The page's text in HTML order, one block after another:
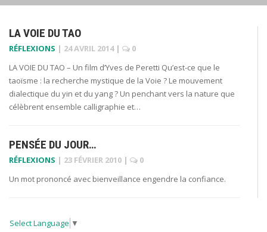
LA VOIE DU TAO
RÉFLEXIONS | 24 AVRIL 2014 |
0
LA VOIE DU TAO – Un film d’Yves de Peretti Qu’est-ce que le
taoïsme : la recherche mystique de la Voie ? Le mouvement
dialectique du yin et du yang ? Un penchant vers la nature que
célèbrent ensemble calligraphie et…
PENSÉE DU JOUR…
RÉFLEXIONS | 23 FÉVRIER 2010 |
0
Un mot prononcé avec bienveillance engendre la confiance.
Select Language ▼